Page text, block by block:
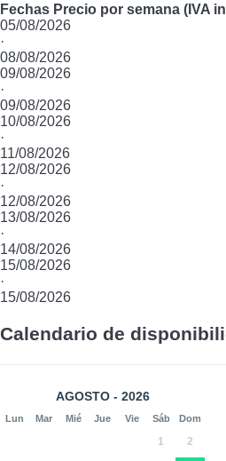
Fechas Precio por semana (IVA
05/08/2026
·
08/08/2026
09/08/2026
·
09/08/2026
10/08/2026
·
11/08/2026
12/08/2026
·
12/08/2026
13/08/2026
·
14/08/2026
15/08/2026
·
15/08/2026
Calendario de
AGOSTO - 2026
Lun Mar Mié Jue Vie Sáb Dom
1 2